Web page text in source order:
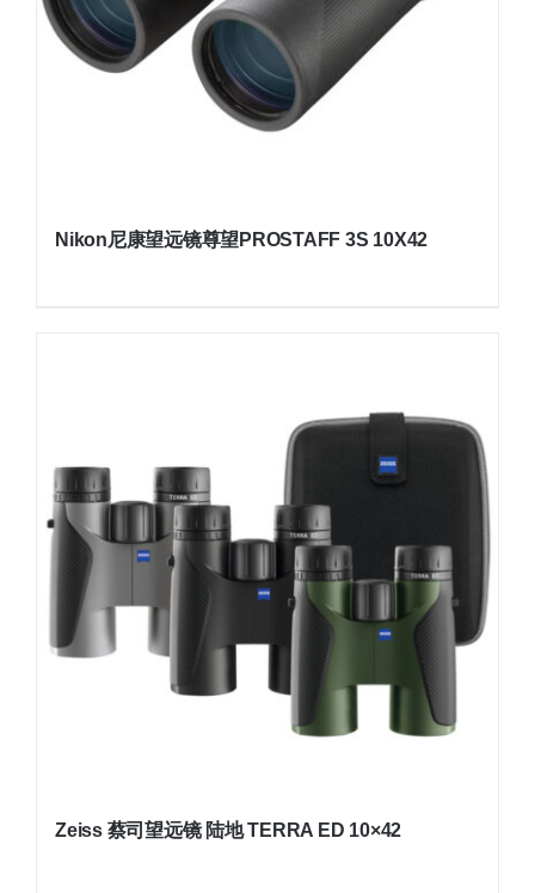
Nikon尼康望远镜尊望PROSTAFF 3S 10X42
Zeiss 蔡司望远镜 陆地 TERRA ED 10×42